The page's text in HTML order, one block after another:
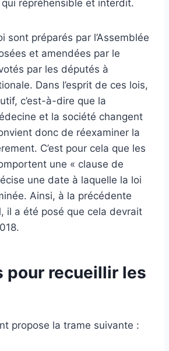
répréhensible et interdit.
sont préparés par l’Assemblée
et amendées par le
par les députés à
Dans l’esprit de ces lois,
c’est-à-dire que la
et la société changent
donc de réexaminer la
C’est pour cela que les
une « clause de
une date à laquelle la loi
Ainsi, à la précédente
il a été posé que cela devrait
pour recueillir les
propose la trame suivante :